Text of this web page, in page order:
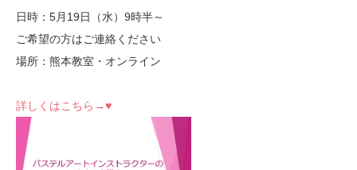
日時：5月19日（水）9時半～
ご希望の方はご連絡ください
場所：熊本教室・オンライン
詳しくはこちら→♥